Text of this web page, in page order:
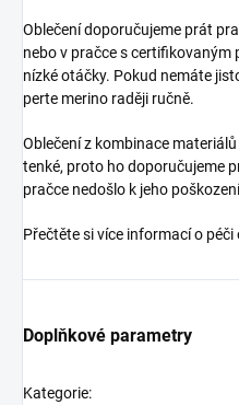
Oblečení doporučujeme prát
nebo v pračce s certifikovaným
nízké otáčky. Pokud nemáte
perte merino raději ručně.
Oblečení z kombinace
tenké, proto ho doporučujeme
pračce nedošlo k jeho
Přečtěte si více informací o
Doplňkové parametry
Kategorie: